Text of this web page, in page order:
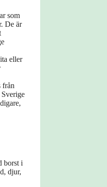
som
De är
eller
från
borst i
djur,